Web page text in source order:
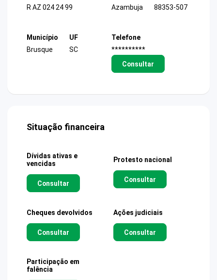
R AZ 024 24 99
Azambuja
88353-507
Município
Brusque
UF
SC
Telefone
**********
Consultar
Situação financeira
Dívidas ativas e
vencidas
Consultar
Protesto nacional
Consultar
Cheques devolvidos
Consultar
Ações judiciais
Consultar
Participação em
falência